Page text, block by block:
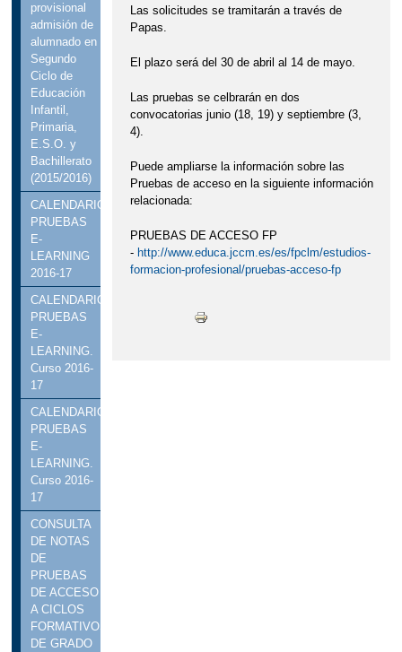
provisional
admisión de
alumnado en
Segundo
Ciclo de
Educación
Infantil,
Primaria,
E.S.O. y
Bachillerato
(2015/2016)
CALENDARIO
PRUEBAS
E-
LEARNING
2016-17
CALENDARIO
PRUEBAS
E-
LEARNING.
Curso 2016-
17
CALENDARIO
PRUEBAS
E-
LEARNING.
Curso 2016-
17
CONSULTA
DE NOTAS
DE
PRUEBAS
DE ACCESO
A CICLOS
FORMATIVOS
DE GRADO
Las solicitudes se tramitarán a través de
Papas.
El plazo será del 30 de abril al 14 de mayo.
Las pruebas se celbrarán en dos
convocatorias junio (18, 19) y septiembre (3,
4).
Puede ampliarse la información sobre las
Pruebas de acceso en la siguiente información
relacionada:
PRUEBAS DE ACCESO FP
- http://www.educa.jccm.es/es/fpclm/estudios-
formacion-profesional/pruebas-acceso-fp